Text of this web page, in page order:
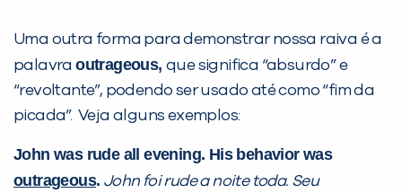
Uma outra forma para demonstrar nossa raiva é a
palavraoutrageous,que significa “absurdo” e
“revoltante”, podendo ser usado até como “fim da
picada”. Veja alguns exemplos:
John was rude all evening. His behavior was
outrageous. John foi rude a noite toda. Seu